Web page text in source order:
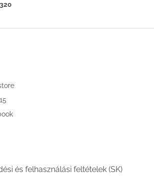
320
és felhasználási feltételek (SK)